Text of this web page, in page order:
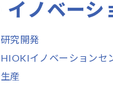
イノベーシ
研究開発
HIOKIイノベーションセ
生産